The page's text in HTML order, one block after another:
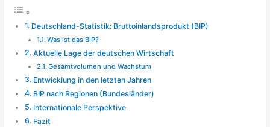
Deutschland-Statistik: Bruttoinlandsprodukt (BIP)
Was ist das BIP?
Aktuelle Lage der deutschen Wirtschaft
Gesamtvolumen und Wachstum
Entwicklung in den letzten Jahren
BIP nach Regionen (Bundesländer)
Internationale Perspektive
Fazit